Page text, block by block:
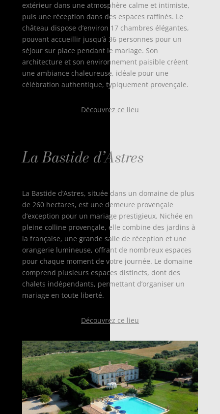
extérieur dans une atmosphère calme et intimiste,
puis une réception dans des espaces raffinés. Le
château dispose d’environ 17 chambres élégantes,
pouvant accueillir jusqu’à 36 personnes pour un
séjour sur place pendant le mariage. Son
architecture et son environnement paisible créent
une ambiance chaleureuse, idéale pour une
célébration authentique, typiquement provençale.
Découvrez ce lieu
La Bastide d’Astres
La Bastide d’Astres, située dans un domaine de plus
de 260 hectares, est une demeure provençale
d’exception pour un mariage prestigieux. Nichée en
pleine colline provençale, elle combine des jardins à
la française, une grande salle de réception et une
orangerie lumineuse, offrant de nombreux espaces
pour chaque moment de votre journée. Le domaine
comprend plusieurs espaces distincts, dont des
chalets indépendants, permettant d’organiser un
mariage en toute liberté.
Découvrez ce lieu